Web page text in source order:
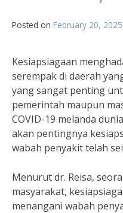
Posted on February 20, 2025
Kesiapsiagaan
serempak di daerah
yang sangat penting
pemerintah maupun
COVID-19 melanda
akan pentingnya
wabah penyakit telah
Menurut dr. Reisa,
masyarakat,
menangani wabah